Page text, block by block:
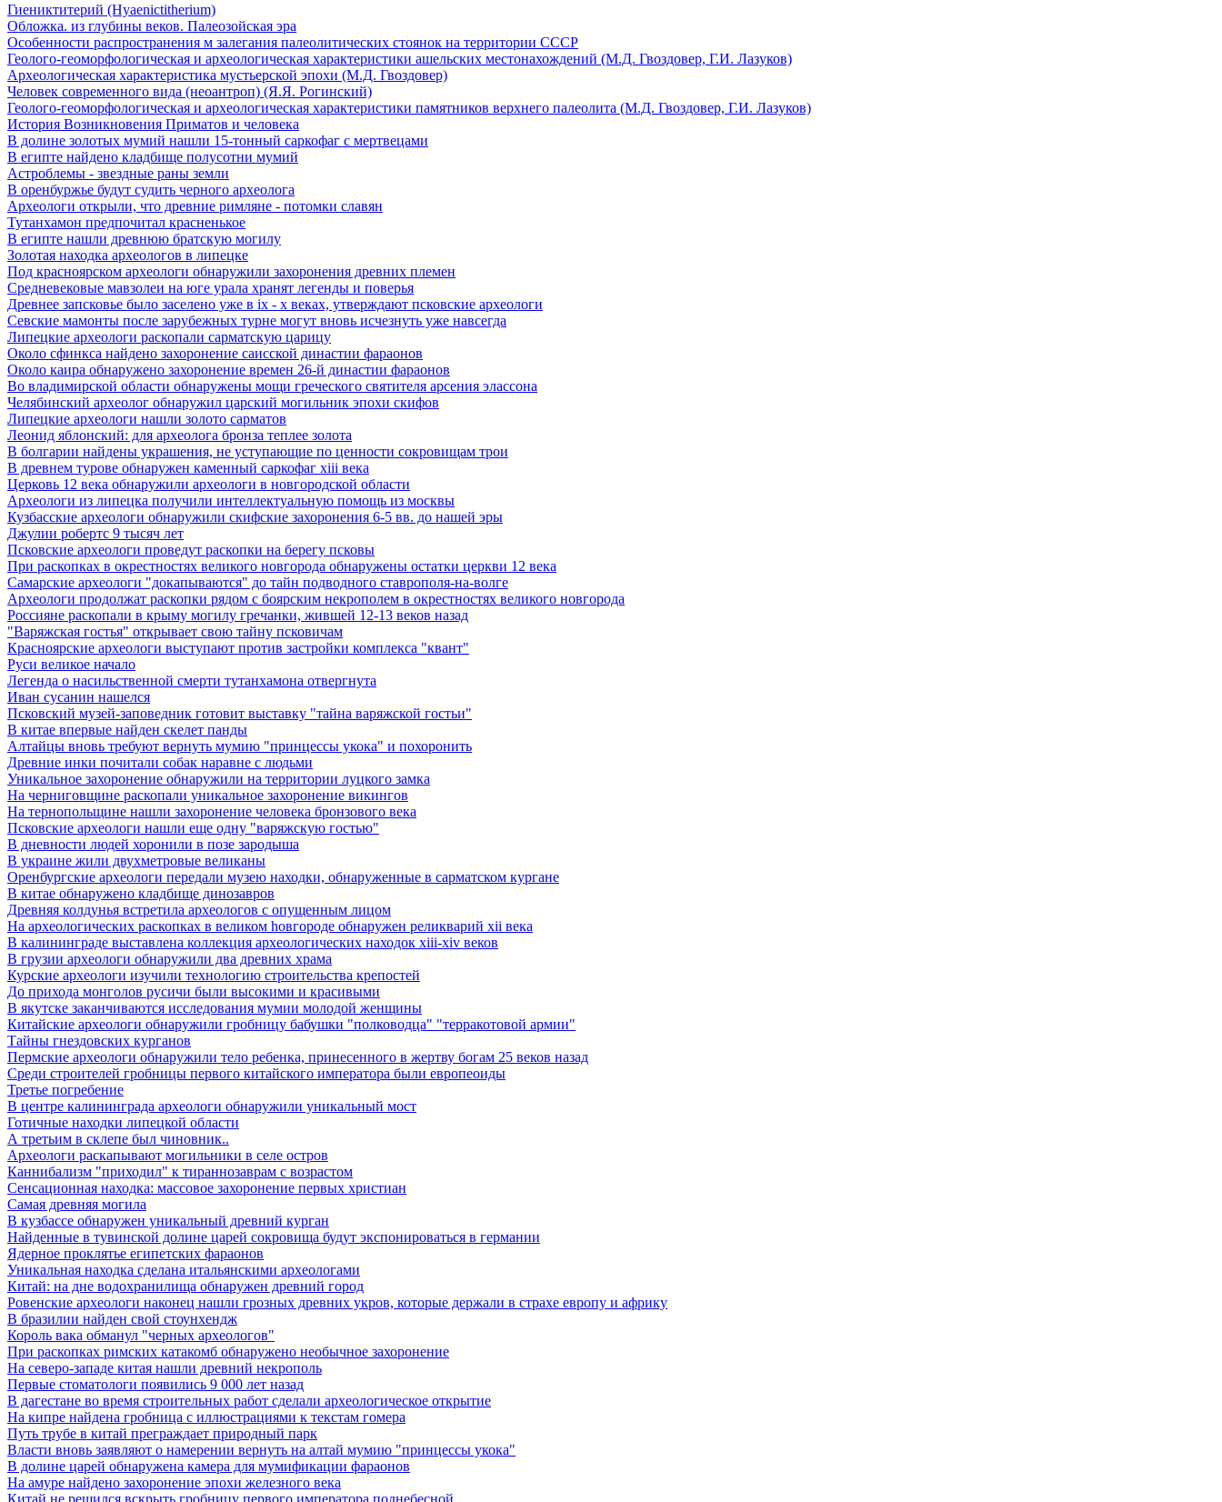
Гиениктитерий (Hyaenictitherium)
Обложка. из глубины веков. Палеозойская эра
Особенности распространения м залегания палеолитических стоянок на территории СССР
Геолого-геоморфологическая и археологическая характеристики ашельских местонахождений (М.Д. Гвоздовер, Г.И. Лазуков)
Археологическая характеристика мустьерской эпохи (М.Д. Гвоздовер)
Человек современного вида (неоантроп) (Я.Я. Рогинский)
Геолого-геоморфологическая и археологическая характеристики памятников верхнего палеолита (М.Д. Гвоздовер, Г.И. Лазуков)
История Возникновения Приматов и человека
В долине золотых мумий нашли 15-тонный саркофаг с мертвецами
В египте найдено кладбище полусотни мумий
Астроблемы - звездные раны земли
В оренбуржье будут судить черного археолога
Археологи открыли, что древние римляне - потомки славян
Тутанхамон предпочитал красненькое
В египте нашли древнюю братскую могилу
Золотая находка археологов в липецке
Под красноярском археологи обнаружили захоронения древних племен
Средневековые мавзолеи на юге урала хранят легенды и поверья
Древнее запсковье было заселено уже в ix - x веках, утверждают псковские археологи
Севские мамонты после зарубежных турне могут вновь исчезнуть уже навсегда
Липецкие археологи раскопали сарматскую царицу
Около сфинкса найдено захоронение саисской династии фараонов
Около каира обнаружено захоронение времен 26-й династии фараонов
Во владимирской области обнаружены мощи греческого святителя арсения элассона
Челябинский археолог обнаружил царский могильник эпохи скифов
Липецкие археологи нашли золото сарматов
Леонид яблонский: для археолога бронза теплее золота
В болгарии найдены украшения, не уступающие по ценности сокровищам трои
В древнем турове обнаружен каменный саркофаг xiii века
Церковь 12 века обнаружили археологи в новгородской области
Археологи из липецка получили интеллектуальную помощь из москвы
Кузбасские археологи обнаружили скифские захоронения 6-5 вв. до нашей эры
Джулии робертс 9 тысяч лет
Псковские археологи проведут раскопки на берегу псковы
При раскопках в окрестностях великого новгорода обнаружены остатки церкви 12 века
Самарские археологи "докапываются" до тайн подводного ставрополя-на-волге
Археологи продолжат раскопки рядом с боярским некрополем в окрестностях великого новгорода
Россияне раскопали в крыму могилу гречанки, жившей 12-13 веков назад
"Варяжская гостья" открывает свою тайну псковичам
Красноярские археологи выступают против застройки комплекса "квант"
Руси великое начало
Легенда о насильственной смерти тутанхамона отвергнута
Иван сусанин нашелся
Псковский музей-заповедник готовит выставку "тайна варяжской гостьи"
В китае впервые найден скелет панды
Алтайцы вновь требуют вернуть мумию "принцессы укока" и похоронить
Древние инки почитали собак наравне с людьми
Уникальное захоронение обнаружили на территории луцкого замка
На черниговщине раскопали уникальное захоронение викингов
На тернопольщине нашли захоронение человека бронзового века
Псковские археологи нашли еще одну "варяжскую гостью"
В дневности людей хоронили в позе зародыша
В украине жили двухметровые великаны
Оренбургские археологи передали музею находки, обнаруженные в сарматском кургане
В китае обнаружено кладбище динозавров
Древняя колдунья встретила археологов с опущенным лицом
Hа археологических раскопках в великом hовгороде обнаружен реликварий xii века
В калининграде выставлена коллекция археологических находок xiii-xiv веков
В грузии археологи обнаружили два древних храма
Курские археологи изучили технологию строительства крепостей
До прихода монголов русичи были высокими и красивыми
В якутске заканчиваются исследования мумии молодой женщины
Китайские археологи обнаружили гробницу бабушки "полководца" "терракотовой армии"
Тайны гнездовских курганов
Пермские археологи обнаружили тело ребенка, принесенного в жертву богам 25 веков назад
Среди строителей гробницы первого китайского императора были европеоиды
Третье погребение
В центре калининграда археологи обнаружили уникальный мост
Готичные находки липецкой области
А третьим в склепе был чиновник..
Археологи раскапывают могильники в селе остров
Каннибализм "приходил" к тираннозаврам с возрастом
Сенсационная находка: массовое захоронение первых христиан
Самая древняя могила
В кузбассе обнаружен уникальный древний курган
Найденные в тувинской долине царей сокровища будут экспонироваться в германии
Ядерное проклятье египетских фараонов
Уникальная находка сделана итальянскими археологами
Китай: на дне водохранилища обнаружен древний город
Ровенские археологи наконец нашли грозных древних укров, которые держали в страхе европу и африку
В бразилии найден свой стоунхендж
Король вака обманул "черных археологов"
При раскопках римских катакомб обнаружено необычное захоронение
На северо-западе китая нашли древний некрополь
Первые стоматологи появились 9 000 лет назад
В дагестане во время строительных работ сделали археологическое открытие
На кипре найдена гробница с иллюстрациями к текстам гомера
Путь трубе в китай преграждает природный парк
Власти вновь заявляют о намерении вернуть на алтай мумию "принцессы укока"
В долине царей обнаружена камера для мумификации фараонов
На амуре найдено захоронение эпохи железного века
Китай не решился вскрыть гробницу первого императора поднебесной